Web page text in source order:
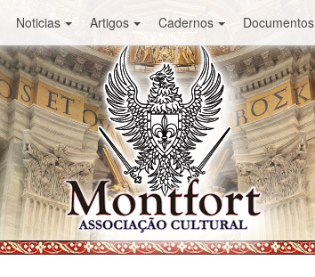
Noticias Artigos Cadernos Documentos